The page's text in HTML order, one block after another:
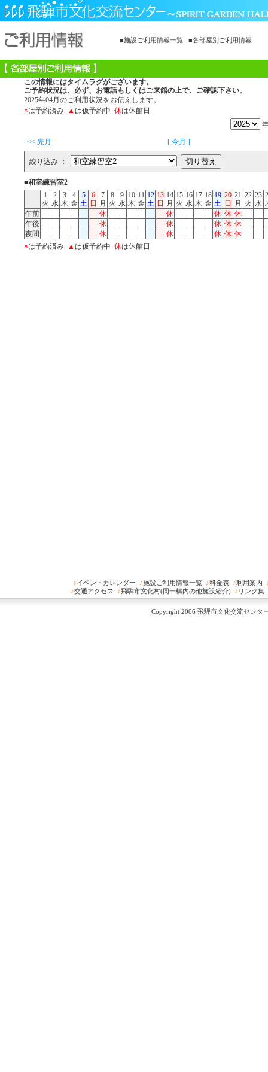
■施設ご利用情報一覧 ■各部屋別ご利用情報
この情報にはタイムラグがございます。
ご予約状況は、必ず、お電話もしくはご来館の上で、ご確認下さい。
2025年04月のご利用状況をお伝えします。
×は予約済み ▲は仮予約中 休は休館日
<< 先月 [ 今月 ]
絞り込み ：
■和室練習室2
1
火
2
水
3
木
4
金
5
土
6
日
7
月
8
火
9
水
10
木
11
金
12
土
13
日
14
月
15
火
16
水
17
木
18
金
19
土
20
日
21
月
22
火
23
水
午前
休 休 休 休 休
午後
休 休 休 休 休
夜間
休 休 休 休 休
×は予約済み ▲は仮予約中 休は休館日
♪イベントカレンダー ♪施設ご利用情報一覧 ♪料金表 ♪利用案内
♪交通アクセス ♪飛騨市文化村(同一構内の他施設紹介) ♪ リンク集
Copyright 2006 飛騨市文化交流センタ